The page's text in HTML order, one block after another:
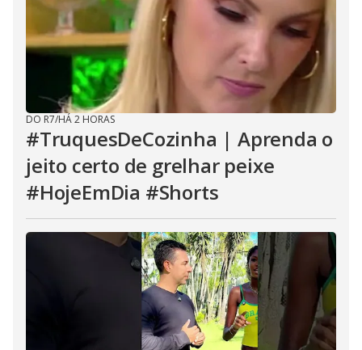
DO R7/HÁ 2 HORAS
#TruquesDeCozinha | Aprenda o
jeito certo de grelhar peixe
#HojeEmDia #Shorts